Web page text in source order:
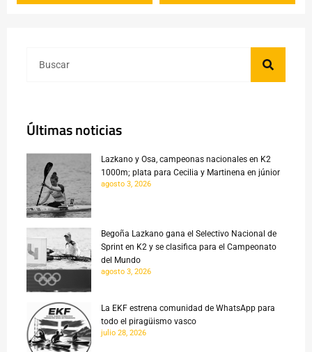
Últimas noticias
Lazkano y Osa, campeonas nacionales en K2
1000m; plata para Cecilia y Martinena en júnior
agosto 3, 2026
Begoña Lazkano gana el Selectivo Nacional de
Sprint en K2 y se clasifica para el Campeonato
del Mundo
agosto 3, 2026
La EKF estrena comunidad de WhatsApp para
todo el piragüismo vasco
julio 28, 2026